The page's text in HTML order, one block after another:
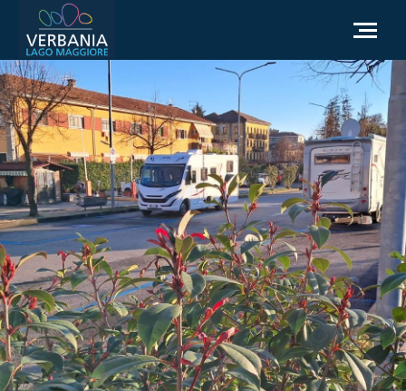
FR
Comment se rendre
Office du tourisme
Météo
Besoin d'aide?
Accédez au site officiel